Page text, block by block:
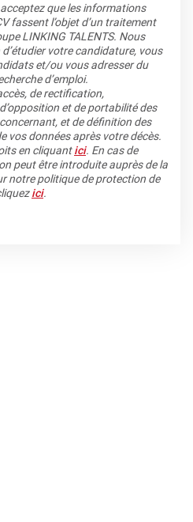
que les informations
fassent l’objet d’un traitement
LINKING TALENTS. Nous
votre candidature, vous
et/ou vous adresser du
d’emploi.
de rectification,
et de portabilité des
et de définition des
vos données après votre décès.
en cliquantici. En cas de
peut être introduite auprès de la
notre politique de protection de
ici.